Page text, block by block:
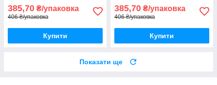
385,70 ₴/упаковка
406 ₴/упаковка
Купити
385,70 ₴/упаковка
406 ₴/упаковка
Купити
Показати ще